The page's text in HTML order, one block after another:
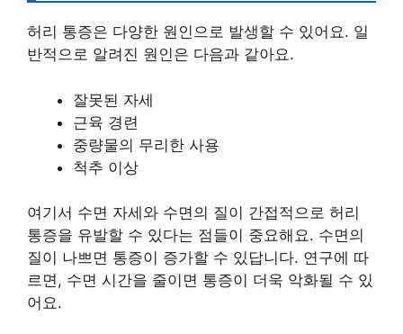
허리 통증은 다양한 원인으로 발생할 수 있어요. 일
반적으로 알려진 원인은 다음과 같아요.
잘못된 자세
근육 경련
중량물의 무리한 사용
척추 이상
여기서 수면 자세와 수면의 질이 간접적으로 허리
통증을 유발할 수 있다는 점들이 중요해요. 수면의
질이 나쁘면 통증이 증가할 수 있답니다. 연구에 따
르면, 수면 시간을 줄이면 통증이 더욱 악화될 수 있
어요.